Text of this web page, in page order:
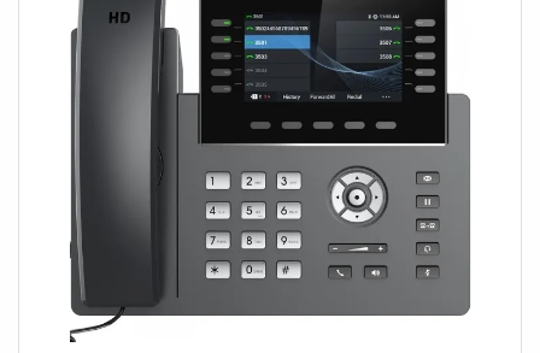
entretenir et nettoyer Matière : sans BPA polypropylène
silicone Mode d’emploi : Lavez avant la première
utilisation.